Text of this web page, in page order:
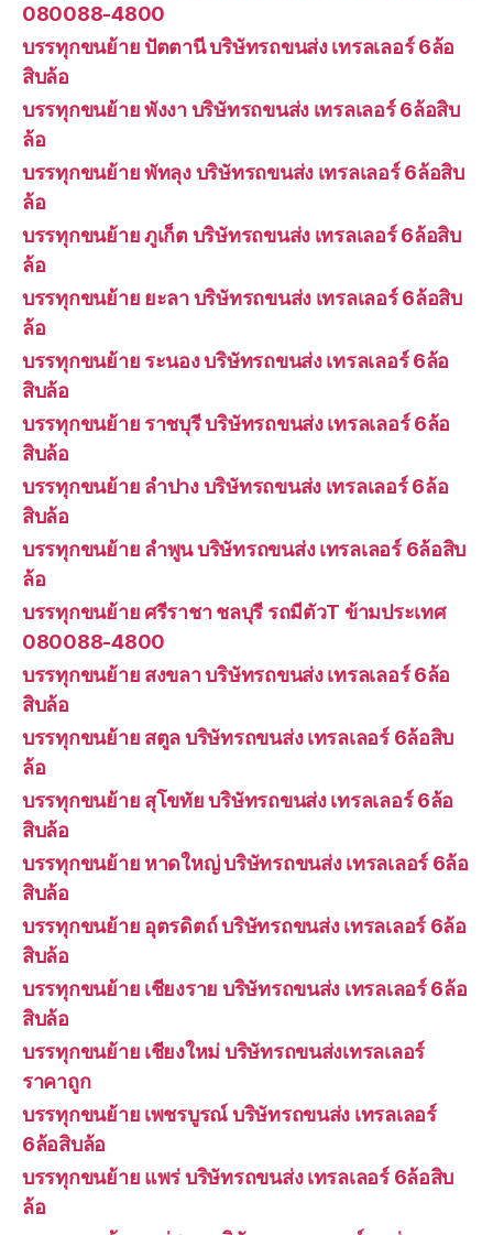
080088-4800
บรรทุกขนย้าย ปัตตานี บริษัทรถขนส่ง เทรลเลอร์ 6ล้อ
สิบล้อ
บรรทุกขนย้าย พังงา บริษัทรถขนส่ง เทรลเลอร์ 6ล้อสิบ
ล้อ
บรรทุกขนย้าย พัทลุง บริษัทรถขนส่ง เทรลเลอร์ 6ล้อสิบ
ล้อ
บรรทุกขนย้าย ภูเก็ต บริษัทรถขนส่ง เทรลเลอร์ 6ล้อสิบ
ล้อ
บรรทุกขนย้าย ยะลา บริษัทรถขนส่ง เทรลเลอร์ 6ล้อสิบ
ล้อ
บรรทุกขนย้าย ระนอง บริษัทรถขนส่ง เทรลเลอร์ 6ล้อ
สิบล้อ
บรรทุกขนย้าย ราชบุรี บริษัทรถขนส่ง เทรลเลอร์ 6ล้อ
สิบล้อ
บรรทุกขนย้าย ลำปาง บริษัทรถขนส่ง เทรลเลอร์ 6ล้อ
สิบล้อ
บรรทุกขนย้าย ลำพูน บริษัทรถขนส่ง เทรลเลอร์ 6ล้อสิบ
ล้อ
บรรทุกขนย้าย ศรีราชา ชลบุรี รถมีตัวT ข้ามประเทศ
080088-4800
บรรทุกขนย้าย สงขลา บริษัทรถขนส่ง เทรลเลอร์ 6ล้อ
สิบล้อ
บรรทุกขนย้าย สตูล บริษัทรถขนส่ง เทรลเลอร์ 6ล้อสิบ
ล้อ
บรรทุกขนย้าย สุโขทัย บริษัทรถขนส่ง เทรลเลอร์ 6ล้อ
สิบล้อ
บรรทุกขนย้าย หาดใหญ่ บริษัทรถขนส่ง เทรลเลอร์ 6ล้อ
สิบล้อ
บรรทุกขนย้าย อุตรดิตถ์ บริษัทรถขนส่ง เทรลเลอร์ 6ล้อ
สิบล้อ
บรรทุกขนย้าย เชียงราย บริษัทรถขนส่ง เทรลเลอร์ 6ล้อ
สิบล้อ
บรรทุกขนย้าย เชียงใหม่ บริษัทรถขนส่งเทรลเลอร์
ราคาถูก
บรรทุกขนย้าย เพชรบูรณ์ บริษัทรถขนส่ง เทรลเลอร์
6ล้อสิบล้อ
บรรทุกขนย้าย แพร่ บริษัทรถขนส่ง เทรลเลอร์ 6ล้อสิบ
ล้อ